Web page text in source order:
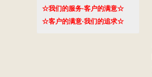
☆我们的服务·客户的满意☆
☆客户的满意·我们的追求☆